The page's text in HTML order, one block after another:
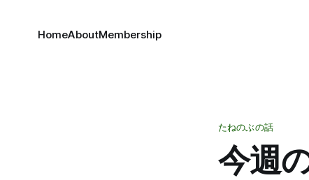
HomeAboutMembership
たねのぶの話
今週